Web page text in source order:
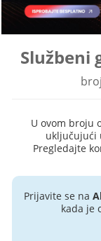
Službeni
broj
U ovom broju
uključujući
Pregledajte
Prijavite se na
kada je